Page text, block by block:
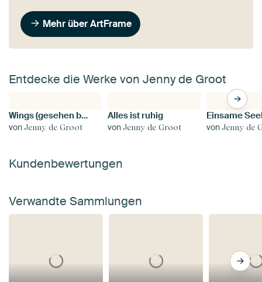
Mehr über ArtFrame
Entdecke die Werke von Jenny de Groot
Wings (gesehen bei vtwonen)
vonJenny de Groot
Alles ist ruhig
vonJenny de Groot
Einsame
vonJenny de
Kundenbewertungen
Verwandte Sammlungen